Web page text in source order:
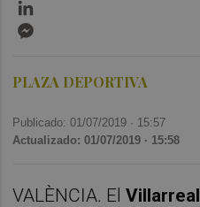
PLAZA DEPORTIVA
Publicado: 01/07/2019 · 15:57
Actualizado: 01/07/2019 · 15:58
VALÈNCIA. ElVillarreal